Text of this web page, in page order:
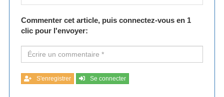
Commenter cet article, puis connectez-vous en 1
clic pour l'envoyer:
S'enregistrer Se connecter